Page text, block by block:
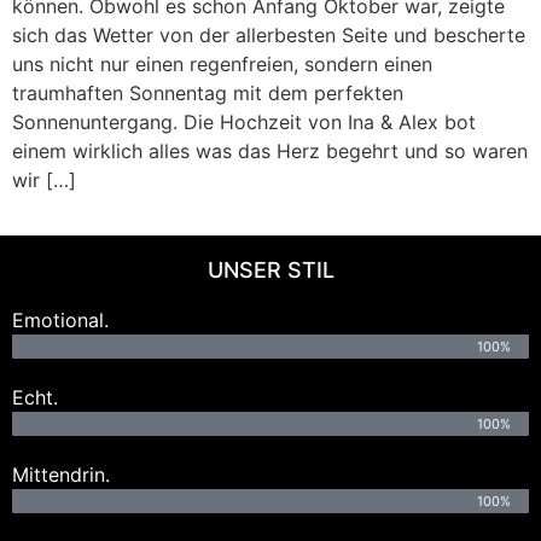
können. Obwohl es schon Anfang Oktober war, zeigte
sich das Wetter von der allerbesten Seite und bescherte
uns nicht nur einen regenfreien, sondern einen
traumhaften Sonnentag mit dem perfekten
Sonnenuntergang. Die Hochzeit von Ina & Alex bot
einem wirklich alles was das Herz begehrt und so waren
wir […]
UNSER STIL
Emotional.
100%
Echt.
100%
Mittendrin.
100%